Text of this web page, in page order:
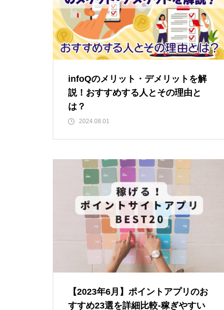
infoQのメリット・デメリットを解
説！おすすめする人とその理由と
は？
2024.08.01
【2023年6月】ポイントアプリのお
すすめ23選を詳細比較-稼ぎやすい